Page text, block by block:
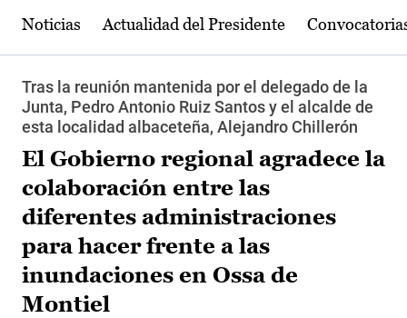
Noticias Actualidad del Presidente
Tras la reunión mantenida por el delegado de la
Junta, Pedro Antonio Ruiz Santos y el alcalde de
esta localidad albaceteña, Alejandro Chillerón
El Gobierno regional agradece la
colaboración entre las
diferentes administraciones
para hacer frente a las
inundaciones en Ossa de
Montiel